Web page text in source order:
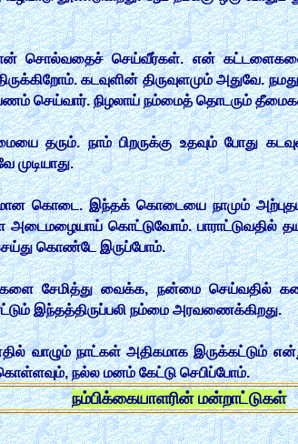
சொல்வதைச் செய்வீர்கள். என் கட்டளைகளைக்
கடவுளின் திருவுளமும்
செய்வார். நிழலாய் நம்மைத் தொடரும்
தரும். நாம் பிறருக்கு உதவும் போது
கொடை. இந்தக் கொடையை நாமும்
கொட்டுவோம். பாராட்டுவதில்
செய்து கொண்டே இருப்போம்.
சேமித்து வைக்க, நன்மை செய்வதில்
இந்தத்திருப்பலி நம்மை அரவணைக்கிறது.
வாழும் நாட்கள் அதிகமாக இருக்கட்டும்
நல்ல மனம் கேட்டு செபிப்போம்.
நம்பிக்கையாளரின் மன்றாட்டுகள்